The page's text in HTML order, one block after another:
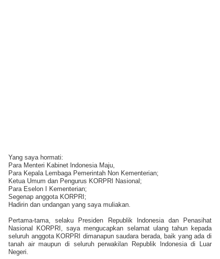
Yang saya hormati:
Para Menteri Kabinet lndonesia Maju,
Para Kepala Lembaga Pemerintah Non Kementerian;
Ketua Umum dan Pengurus KORPRI Nasional;
Para Eselon I Kementerian;
Segenap anggota KORPRI;
Hadirin dan undangan yang saya muliakan.
Pertama-tama, selaku Presiden Republik lndonesia dan Penasihat
Nasional KORPRI, saya mengucapkan selamat ulang tahun kepada
seluruh anggota KORPRI dimanapun saudara berada, baik yang ada di
tanah air maupun di seluruh perwakilan Republik lndonesia di Luar
Negeri.